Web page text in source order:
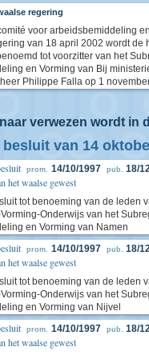
regering
voor arbeidsbemiddeling
van 18 april 2002 wordt de
tot voorzitter van het
en Vorming van Bij
Philippe Falla op 1
verwezen wordt in
van 14
prom. 14/10/1997 pub. 18/
het waalse gewest
tot benoeming van de leden
Onderwijs van het
en Vorming van Namen
prom. 14/10/1997 pub. 18/
het waalse gewest
tot benoeming van de leden
Onderwijs van het
en Vorming van Nijvel
prom. 14/10/1997 pub. 18/
het waalse gewest